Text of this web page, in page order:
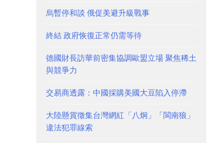
烏暫停和談 俄促美避升級戰事
終結 政府恢復正常仍需等待
德國財長訪華前密集協調歐盟立場 聚焦稀土
與競爭力
交易商透露：中國採購美國大豆陷入停滯
大陸懸賞徵集台灣網紅「八炯」「閩南狼」
違法犯罪線索